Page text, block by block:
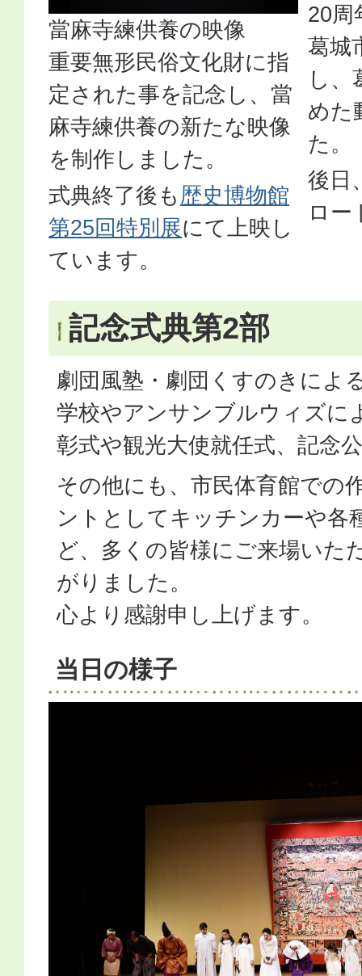
當麻寺練供養の映像
重要無形民俗文化財に指
定された事を記念し、當
麻寺練供養の新たな映像
を制作しました。
式典終了後も 歴史博物館
第25回特別展にて上映し
ています。
20周
葛城
し、
めた
た。
後日
ロー
記念式典第2部
劇団風塾・劇団くすのきによ
学校やアンサンブルウィズに
彰式や観光大使就任式、記念
その他にも、市民体育館での
ントとしてキッチンカーや各
ど、多くの皆様にご来場いた
がりました。
心より感謝申し上げます。
当日の様子